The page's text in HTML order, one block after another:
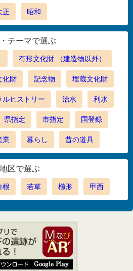
正 昭和
テーマで選ぶ
有形文化財 （建造物以外）
化財 記念物 埋蔵文化財
ルヒストリー 治水 利水
県指定 市指定 国登録
業 暮らし 昔の道具
地区で選ぶ
根 若草 櫛形 甲西